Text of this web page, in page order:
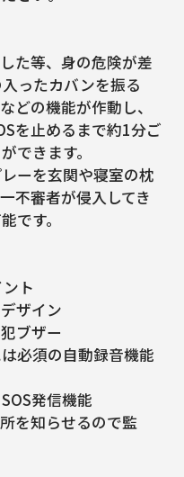
た等、身の危険が差
ったカバンを振る
どの機能が作動し、
を止めるまで約1分ご
できます。
ーを玄関や寝室の枕
不審者が侵入してき
です。
ト
ザイン
ブザー
必須の自動録音機能
発信機能
を知らせるので監